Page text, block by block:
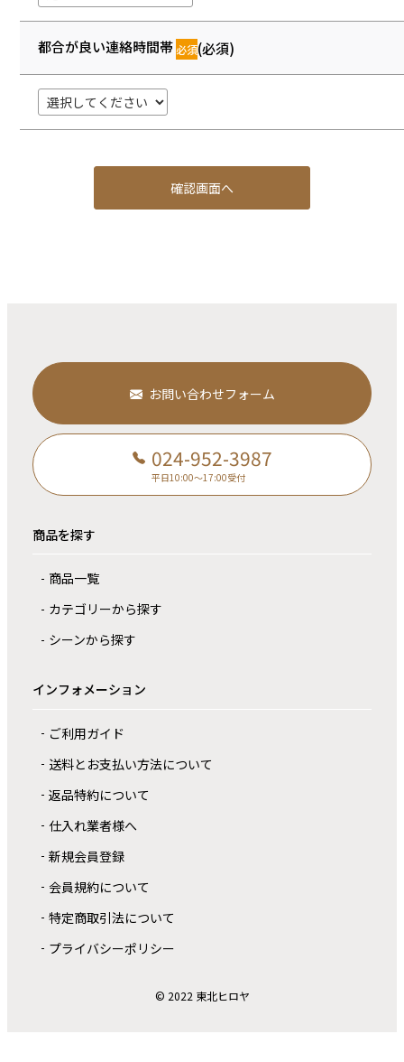
都合が良い連絡時間帯 (必須)
お問い合わせフォーム
024-952-3987
平日10:00～17:00受付
商品を探す
商品一覧
カテゴリーから探す
シーンから探す
インフォメーション
ご利用ガイド
送料とお支払い方法について
返品特約について
仕入れ業者様へ
新規会員登録
会員規約について
特定商取引法について
プライバシーポリシー
© 2022 東北ヒロヤ